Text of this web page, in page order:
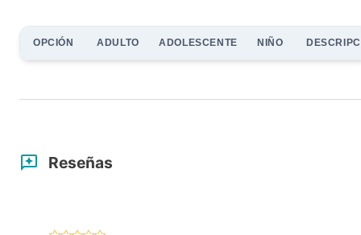
OPCIÓN ADULTO ADOLESCENTE NIÑO
Reseñas